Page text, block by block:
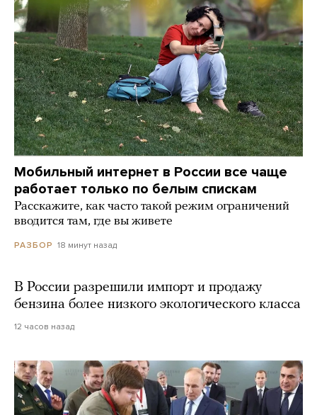
Мобильный интернет в России все чаще
работает только по белым спискам
Расскажите, как часто такой режим ограничений
вводится там, где вы живете
РАЗБОР 18 минут назад
В России разрешили импорт и продажу
бензина более низкого экологического класса
12 часов назад